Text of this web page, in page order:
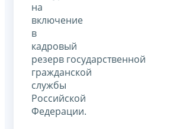
на
включение
в
кадровый
резерв государственной
гражданской
службы
Российской
Федерации.